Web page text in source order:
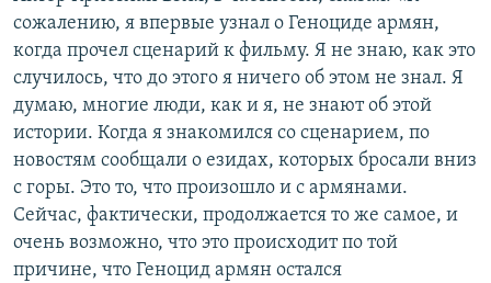
сожалению, я впервые узнал о Геноциде армян,
когда прочел сценарий к фильму. Я не знаю, как это
случилось, что до этого я ничего об этом не знал. Я
думаю, многие люди, как и я, не знают об этой
истории. Когда я знакомился со сценарием, по
новостям сообщали о езидах, которых бросали вниз
с горы. Это то, что произошло и с армянами.
Сейчас, фактически, продолжается то же самое, и
очень возможно, что это происходит по той
причине, что Геноцид армян остался